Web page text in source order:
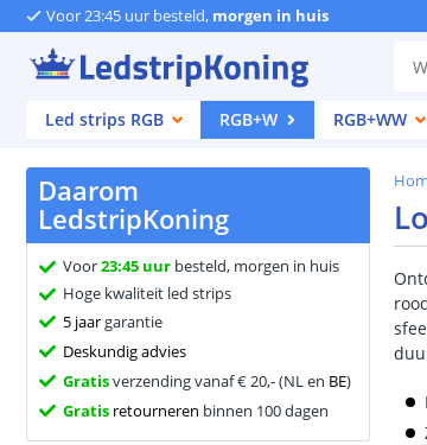
Voor 23:45 uur besteld, morgen in huis
Led strips RGB
RGB+W RGB+WW
Daarom
LedstripKoning
Voor23:45 uur besteld, morgen in huis
Hoge kwaliteit led strips
5 jaargarantie
Deskundig advies
Gratisverzending vanaf € 20,- (NL en BE)
Gratis retourneren binnen 100 dagen